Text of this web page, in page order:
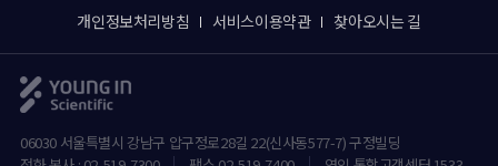
개인정보처리방침 서비스이용약관 찾아오시는 길
06030 서울특별시 강남구 압구정로28길 22(신사동577-7) 구정빌딩